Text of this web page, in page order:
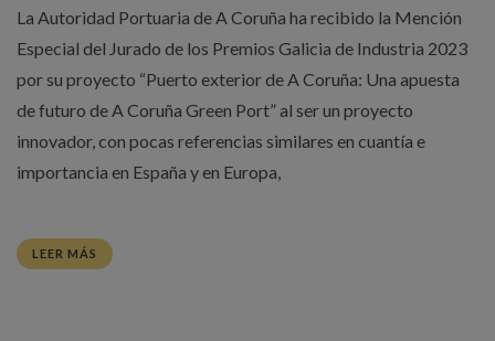
La Autoridad Portuaria de A Coruña ha recibido la Mención
Especial del Jurado de los Premios Galicia de Industria 2023
por su proyecto “Puerto exterior de A Coruña: Una apuesta
de futuro de A Coruña Green Port” al ser un proyecto
innovador, con pocas referencias similares en cuantía e
importancia en España y en Europa,
LEER MÁS